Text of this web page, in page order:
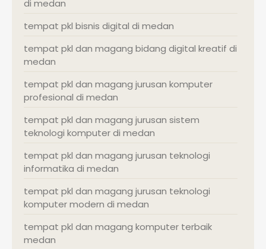
di medan
tempat pkl bisnis digital di medan
tempat pkl dan magang bidang digital kreatif di
medan
tempat pkl dan magang jurusan komputer
profesional di medan
tempat pkl dan magang jurusan sistem
teknologi komputer di medan
tempat pkl dan magang jurusan teknologi
informatika di medan
tempat pkl dan magang jurusan teknologi
komputer modern di medan
tempat pkl dan magang komputer terbaik
medan